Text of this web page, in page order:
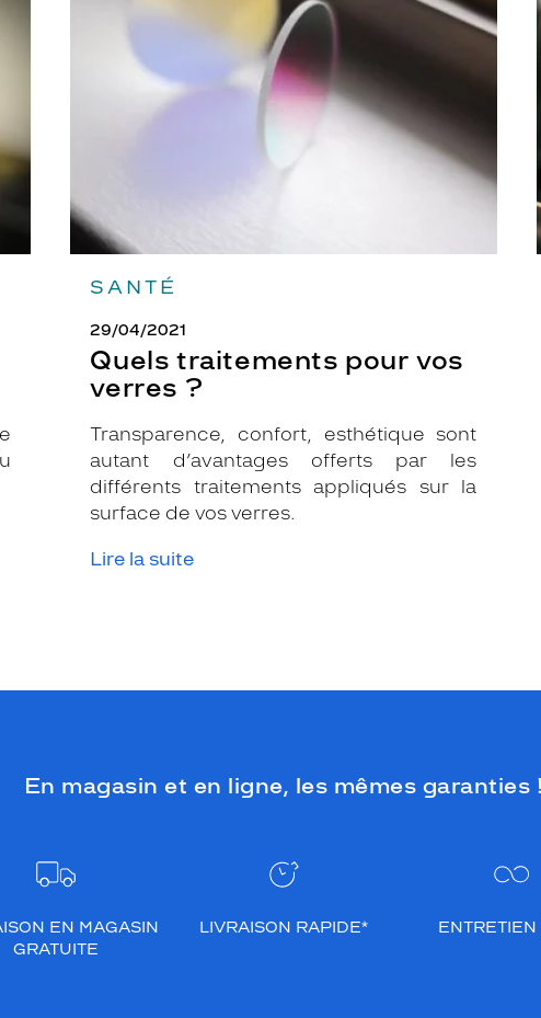
SANTÉ
29/04/2021
Quels traitements pour vos
verres ?
Transparence, confort, esthétique sont
autant d’avantages offerts par les
différents traitements appliqués sur la
surface de vos verres.
Lire la suite
En magasin et en ligne, les mêmes garanties !
EN MAGASIN
GRATUITE
LIVRAISON RAPIDE* ENTRETIEN